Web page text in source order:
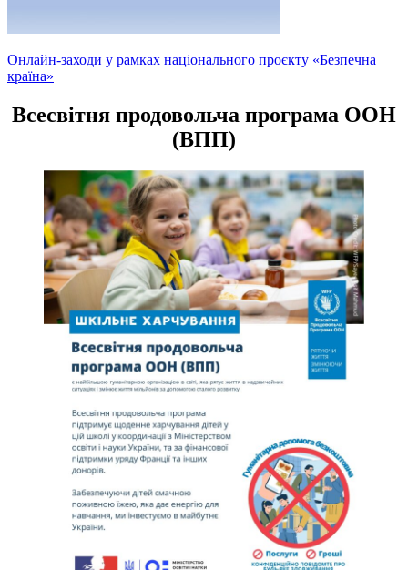
Навігація
записів
Онлайн-заходи у рамках національного проєкту «Безпечна
країна»
Всесвітня продовольча програма ООН
(ВПП)